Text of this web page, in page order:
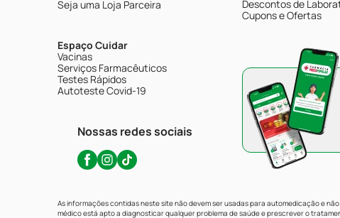
Seja uma Loja Parceira
Espaço Cuidar
Vacinas
Serviços Farmacêuticos
Testes Rápidos
Autoteste Covid-19
Nossas redes sociais
Descontos de
Cupons e Ofertas
As informações contidas neste site não devem ser usadas para automedicação e
médico está apto a diagnosticar qualquer problema de saúde e prescrever o